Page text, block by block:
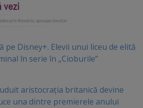
Disney+. Elevii unui liceu de elită
în serie în „Cioburile”
aristocrația britanică devine
una dintre premierele anului